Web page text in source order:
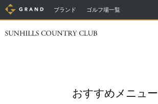
ブランド ゴルフ場一覧
おすすめメニュー